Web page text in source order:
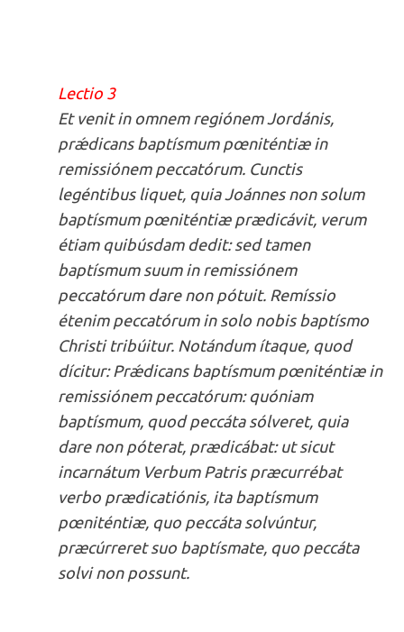
Lectio 3
Et venit in omnem regiónem Jordánis,
prǽdicans baptísmum pœniténtiæ in
remissiónem peccatórum. Cunctis
legéntibus liquet, quia Joánnes non solum
baptísmum pœniténtiæ prædicávit, verum
étiam quibúsdam dedit: sed tamen
baptísmum suum in remissiónem
peccatórum dare non pótuit. Remíssio
étenim peccatórum in solo nobis baptísmo
Christi tribúitur. Notándum ítaque, quod
dícitur: Prǽdicans baptísmum pœniténtiæ in
remissiónem peccatórum: quóniam
baptísmum, quod peccáta sólveret, quia
dare non póterat, prædicábat: ut sicut
incarnátum Verbum Patris præcurrébat
verbo prædicatiónis, ita baptísmum
pœniténtiæ, quo peccáta solvúntur,
præcúrreret suo baptísmate, quo peccáta
solvi non possunt.